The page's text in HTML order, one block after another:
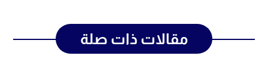
مقالات ذات صلة